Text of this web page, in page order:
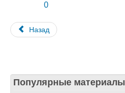
0
Назад
Популярные материалы